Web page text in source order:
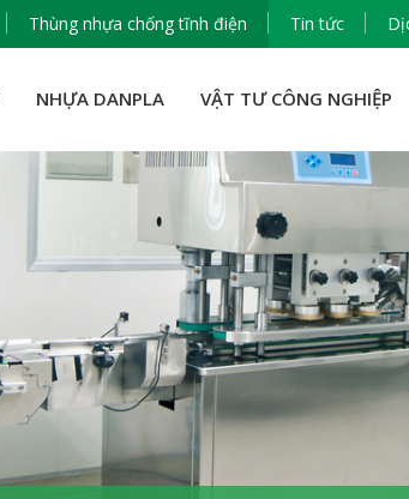
Thùng nhựa chống tĩnh điện Tin tức
NHỰA DANPLA VẬT TƯ CÔNG NGHIỆP